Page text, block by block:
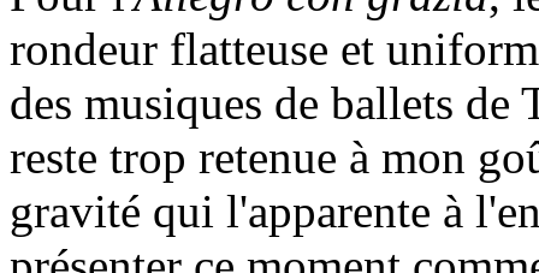
rondeur flatteuse et
des musiques de ballets
reste trop retenue à mon
gravité qui l'apparente à